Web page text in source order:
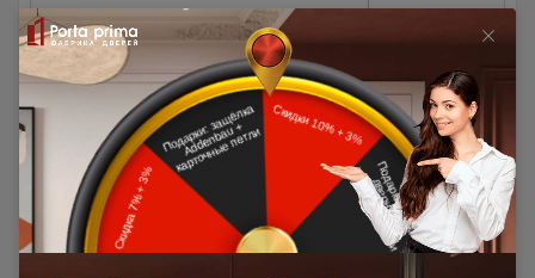
МКАД\КАД
Доставка в регионы осуществляется по тарифам нашего
дилера в данном регионе или, при заказе через запрос с
сайта, отдельно рассчитывается менеджером интернет-
магазина.
Подробная информация о доставке